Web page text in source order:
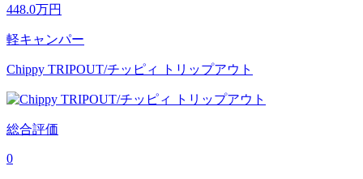
448.0万円
軽キャンパー
Chippy TRIPOUT/チッピィ トリップアウト
総合評価
0